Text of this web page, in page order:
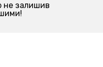
не залишив